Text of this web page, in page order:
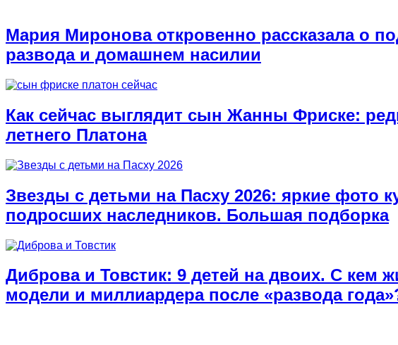
Мария Миронова откровенно рассказала о
развода и домашнем насилии
Как сейчас выглядит сын Жанны Фриске:
летнего Платона
Звезды с детьми на Пасху 2026: яркие фото
подросших наследников. Большая подборка
Диброва и Товстик: 9 детей на двоих. С кем
модели и миллиардера после «развода